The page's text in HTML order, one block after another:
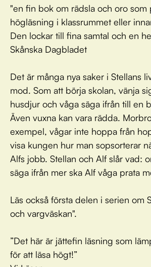
"en fin bok om rädsla och oro som
högläsning i klassrummet eller
Den lockar till fina samtal och en
Skånska Dagbladet
Det är många nya saker i Stellans
mod. Som att börja skolan, vänja
husdjur och våga säga ifrån till en
Även vuxna kan vara rädda.
exempel, vågar inte hoppa från
visa kungen hur man sopsorterar
Alfs jobb. Stellan och Alf slår vad:
säga ifrån mer ska Alf våga prata
Läs också första delen i serien om
och vargväskan".
”Det här är jättefin läsning som
för att läsa högt!”